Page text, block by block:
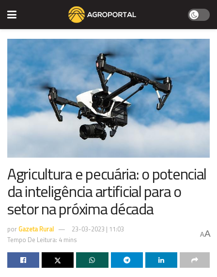
Agricultura e pecuária: o potencial
da inteligência artificial para o
setor na próxima década
por Gazeta Rural
23-03-2023 | 11:03
Tempo De Leitura: 4 mins
AA